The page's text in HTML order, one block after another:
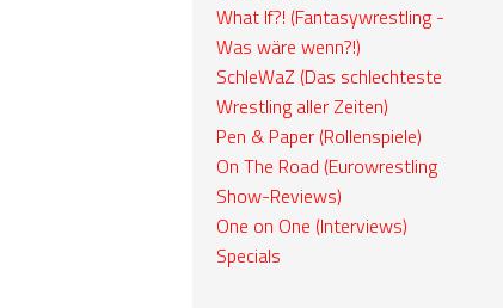
What If?! (Fantasywrestling -
Was wäre wenn?!)
SchleWaZ (Das schlechteste
Wrestling aller Zeiten)
Pen & Paper (Rollenspiele)
On The Road (Eurowrestling
Show-Reviews)
One on One (Interviews)
Specials